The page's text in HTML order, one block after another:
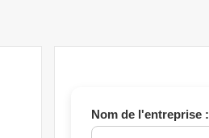
Nom de l'entreprise :